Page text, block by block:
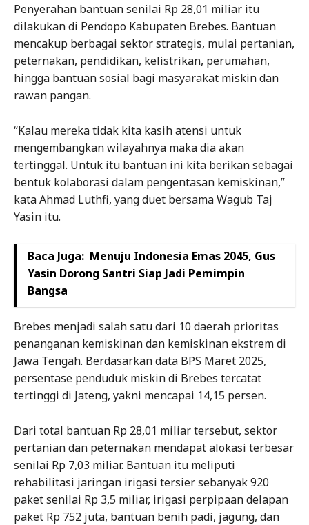
Penyerahan bantuan senilai Rp 28,01 miliar itu
dilakukan di Pendopo Kabupaten Brebes. Bantuan
mencakup berbagai sektor strategis, mulai pertanian,
peternakan, pendidikan, kelistrikan, perumahan,
hingga bantuan sosial bagi masyarakat miskin dan
rawan pangan.
“Kalau mereka tidak kita kasih atensi untuk
mengembangkan wilayahnya maka dia akan
tertinggal. Untuk itu bantuan ini kita berikan sebagai
bentuk kolaborasi dalam pengentasan kemiskinan,”
kata Ahmad Luthfi, yang duet bersama Wagub Taj
Yasin itu.
Baca Juga: Menuju Indonesia Emas 2045, Gus
Yasin Dorong Santri Siap Jadi Pemimpin
Bangsa
Brebes menjadi salah satu dari 10 daerah prioritas
penanganan kemiskinan dan kemiskinan ekstrem di
Jawa Tengah. Berdasarkan data BPS Maret 2025,
persentase penduduk miskin di Brebes tercatat
tertinggi di Jateng, yakni mencapai 14,15 persen.
Dari total bantuan Rp 28,01 miliar tersebut, sektor
pertanian dan peternakan mendapat alokasi terbesar
senilai Rp 7,03 miliar. Bantuan itu meliputi
rehabilitasi jaringan irigasi tersier sebanyak 920
paket senilai Rp 3,5 miliar, irigasi perpipaan delapan
paket Rp 752 juta, bantuan benih padi, jagung, dan